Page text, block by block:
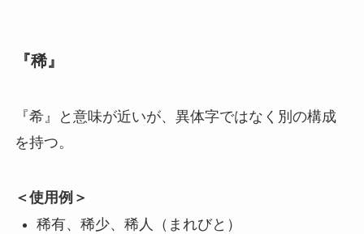
『稀』
『希』と意味が近いが、異体字ではなく別の構成
を持つ。
＜使用例＞
稀有、稀少、稀人（まれびと）